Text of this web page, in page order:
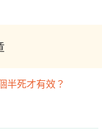
半死才有效？